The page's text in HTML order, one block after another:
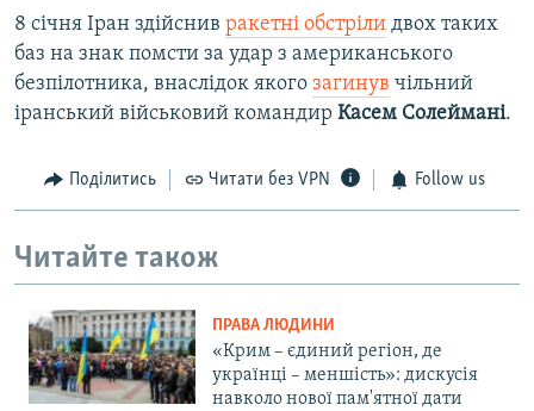
8 січня Іран здійснив ракетні обстріли двох таких
баз на знак помсти за удар з американського
безпілотника, внаслідок якого загинув чільний
іранський військовий командир Касем Солеймані.
Поділитись Читати без VPN Follow us
Читайте також
ПРАВА ЛЮДИНИ
«Крим – єдиний регіон, де
українці – меншість»: дискусія
навколо нової пам'ятної дати